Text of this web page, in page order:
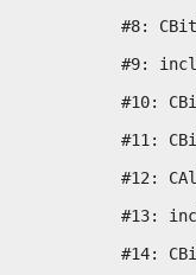
#8:
#9:
#10:
#11:
#12:
#13:
#14: